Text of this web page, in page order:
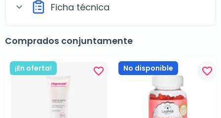
expand_more Ficha técnica
Comprados conjuntamente
¡En oferta! favorite_border No disponible favorite_border